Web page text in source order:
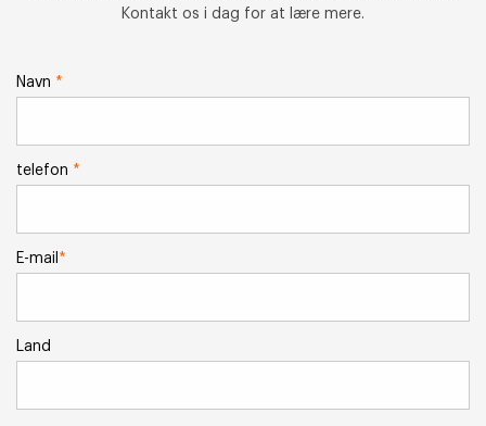
Kontakt os i dag for at lære mere.
Navn *
telefon *
E-mail *
Land